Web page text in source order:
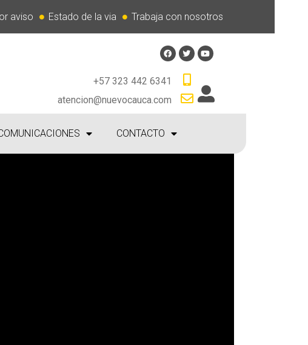
aviso Estado de la via Trabaja con nosotros
+57 323 442 6341
atencion@nuevocauca.com
CONTACTO